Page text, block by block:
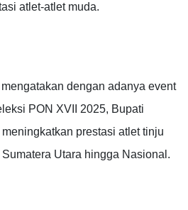
atlet-atlet muda.
dengan adanya event
PON XVII 2025, Bupati
prestasi atlet tinju
Utara hingga Nasional.